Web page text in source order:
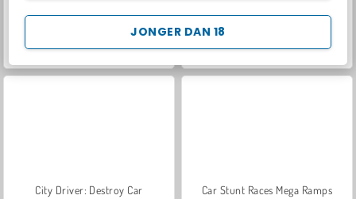
JONGER DAN 18
Let's Fish! Syder Hyper Drive
City Driver: Destroy Car Car Stunt Races Mega Ramps